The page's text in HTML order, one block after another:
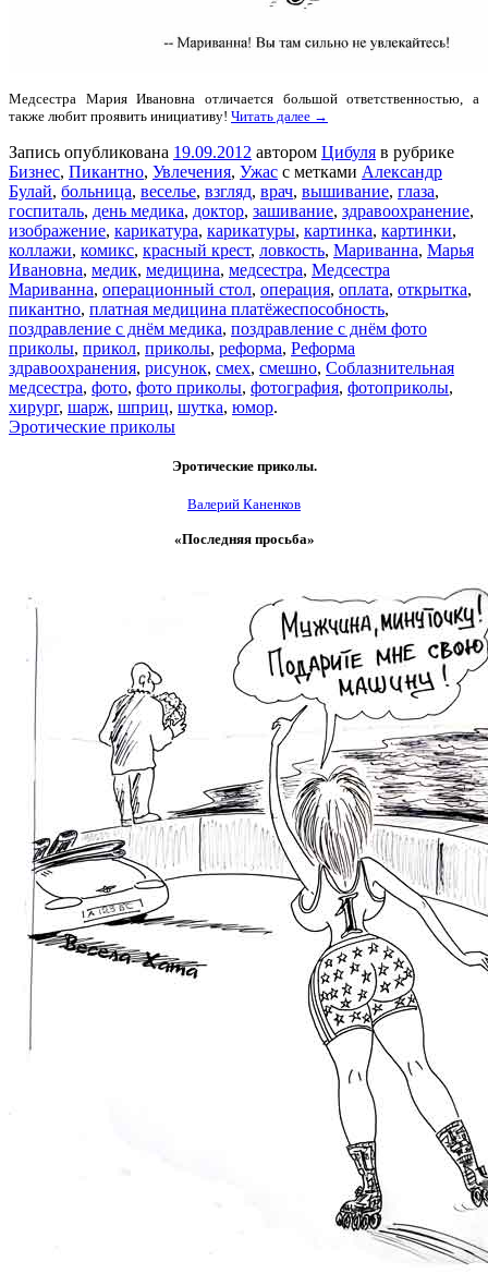
Медсестра Мария Ивановна отличается большой ответственностью, а
также любит проявить инициативу! Читать далее →
Запись опубликована 19.09.2012 автором Цибуля в рубрике
Бизнес, Пикантно, Увлечения, Ужас с метками Александр
Булай, больница, веселье, взгляд, врач, вышивание, глаза,
госпиталь, день медика, доктор, зашивание, здравоохранение,
изображение, карикатура, карикатуры, картинка, картинки,
коллажи, комикс, красный крест, ловкость, Мариванна, Марья
Ивановна, медик, медицина, медсестра, Медсестра
Мариванна, операционный стол, операция, оплата, открытка,
пикантно, платная медицина платёжеспособность,
поздравление с днём медика, поздравление с днём фото
приколы, прикол, приколы, реформа, Реформа
здравоохранения, рисунок, смех, смешно, Соблазнительная
медсестра, фото, фото приколы, фотография, фотоприколы,
хирург, шарж, шприц, шутка, юмор.
Эротические приколы
Эротические приколы.
Валерий Каненков
«Последняя просьба»